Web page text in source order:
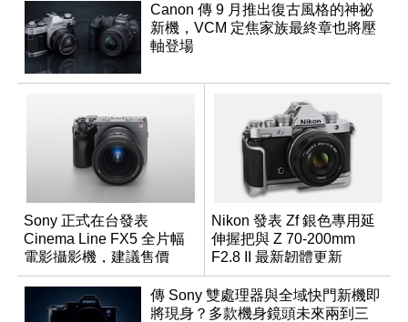
Canon 傳 9 月推出復古風格的神祕
新機，VCM 定焦家族最終章也將壓
軸登場
Sony 正式在台發表
Cinema Line FX5 全片幅
電影攝影機，建議售價
NT$144,980
Nikon 發表 Zf 銀色專用延
伸握把與 Z 70-200mm
F2.8 II 最新韌體更新
傳 Sony 雙處理器與全域快門新機即
將現身？多款機身鏡頭未來兩到三